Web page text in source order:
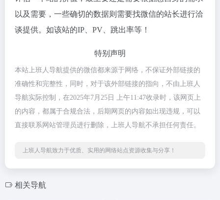
以及需要，一些确切的数据则需要找微信的站长进行洽
谈提供。如该站的IP、PV、跳出率等！
特别声明
本站上班人导航提供的微信都来源于网络，不保证外部链接的
准确性和完整性，同时，对于该外部链接的指向，不由上班人
导航实际控制，在2025年7月25日 上午11:47收录时，该网页上
的内容，都属于合规合法，后期网页的内容如出现违规，可以
直接联系网站管理员进行删除，上班人导航不承担任何责任。
上班人导航致力于优质、实用的网络站点资源收集与分享！
相关导航